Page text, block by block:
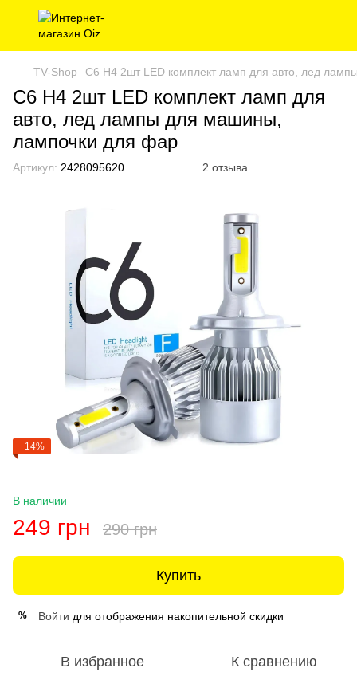
TV-Shop C6 H4 2шт LED комплект ламп для авто, лед
C6 H4 2шт LED комплект ламп для
авто, лед лампы для машины,
лампочки для фар
Артикул: 2428095620 2 отзыва
−14%
В наличии
249 грн 290 грн
Купить
% Войти для отображения накопительной скидки
В избранное К сравнению